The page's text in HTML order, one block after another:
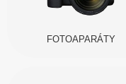
FOTOAPARÁTY